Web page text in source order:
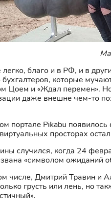
благо и в РФ, и в
которые
Цоем и «Ждал
даже внешне чем-то
портале Pikabu
просторах
случился, когда 24
«символом ожиданий
числе, Дмитрий Травин
грусть или лень, но